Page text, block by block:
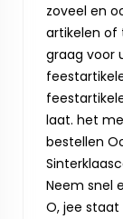
zoveel en
artikelen of
graag voor
laat. het
bestellen
Neem snel
O, jee